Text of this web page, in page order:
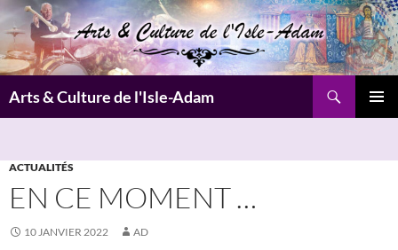
Aller
au
contenu
Arts & Culture de l'Isle-Adam
ACTUALITÉS
EN CE MOMENT …
10 JANVIER 2022 AD